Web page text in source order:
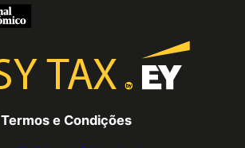
Termos e Condições